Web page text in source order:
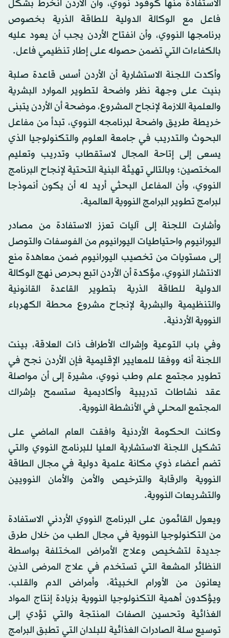
الاستفادة منها كوقود نووي، وأن الأردن انخرط بشكل
فاعل مع الوكالة الدولية للطاقة الذرية بخصوص
برنامجها النووي، وأن انفتاح الأردن يجب أن يعود عليه
بالكفاءات التي تضمن حصوله على إطار تنظيمي فاعل.
وأكدت اللجنة الاستشارية أن الأردن أسس قاعدة صلبة
بنيت على وجهة نظر واضحة لتطوير الموارد البشرية
والعلمية اللازمة لإنجاح المشروع، موضحة أن الأردن يتبنى
خريطة طريق واضحة لبرنامجه النووي، تبدأ من مفاعل
البحوث والتدريب في جامعة العلوم والتكنولوجيا الذي
يسعى إلى إتاحة المجال لاستقطاب وتدريب وتعليم
المختصين؛ وبالتالي تهيئة البنية التحتية لإنجاح البرنامج
النووي، وأن المفاعل البحثي أريد له أن يكون أنموذجا
لبرامج تطوير البرامج النووية العالمية.
وأشارت اللجنة إلى آليات تعزز الاستفادة من مصادر
اليورانيوم واحتياطيات اليورانيوم من الفوسفات والتوصل
إلى مستويات من تخصيب اليورانيوم ضمن معاهدة منع
الانتشار النووي، مؤكدة أن الأردن اتبع بحرص نهج الوكالة
الدولية للطاقة الذرية بتطوير القاعدة القانونية
والتنظيمية والبشرية لإنجاح مشروع محطة الكهرباء
النووية الأردنية.
وفي باب التوعية وإشراك الأطراف ذات العلاقة، بينت
اللجنة أنه ووفقا للمعايير الإقليمية فإن الأردن نجح في
تطوير مجتمع علم وطب نووي، مشيرة إلى أن مواصلة
عقد نشاطات تدريبية وأكاديمية ستسمح بإشراك
المجتمع المحلي في الأنشطة النووية.
وكانت الحكومة الأردنية وافقت العام الماضي على
تشكيل اللجنة الاستشارية العليا للبرنامج النووي والتي
تضم أعضاء ذوي مكانة علمية دولية في مجال الطاقة
النووية والرقابة والترخيص والأمن والأمان النوويين
والتشريعات النووية.
ويعول القائمون على البرنامج النووي الأردني الاستفادة
من التكنولوجيا النووية في مجال الطب من خلال طرق
جديدة لتشخيص وعلاج الأمراض المختلفة بواسطة
النظائر المشعة التي تستخدم في علاج المرضى الذين
يعانون من الأورام الخبيثة، وأمراض الدم والقلب.
ويؤكدون أهمية التكنولوجيا النووية بزيادة إنتاج المواد
الغذائية وتحسين الصفات المنتجة والتي تؤدي إلى
توسيع سلة الصادرات الغذائية للبلدان التي تطبق البرامج